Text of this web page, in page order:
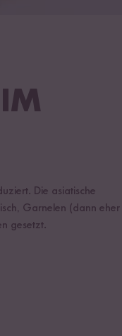
Die asiatische
Garnelen (dann eher
gesetzt.